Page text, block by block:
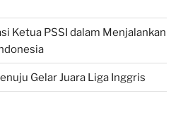
Ketua PSSI dalam Menjalankan
Gelar Juara Liga Inggris